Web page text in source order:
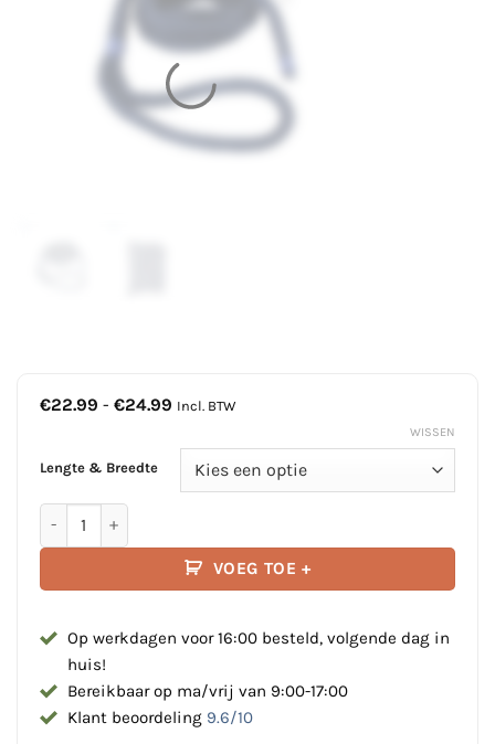
€22.99 - €24.99Prijsklasse:
€24.99
Incl. BTW
Lengte & Breedte
WISSEN
VOEG TOE +
Op werkdagen voor 16:00 besteld, volgende dag in
huis!
Bereikbaar op ma/vrij van 9:00-17:00
Klant beoordeling 9.6/10